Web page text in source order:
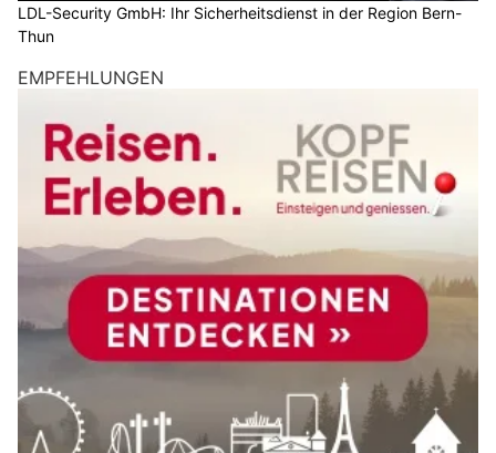
LDL-Security GmbH: Ihr Sicherheitsdienst in der Region Bern-
Thun
EMPFEHLUNGEN